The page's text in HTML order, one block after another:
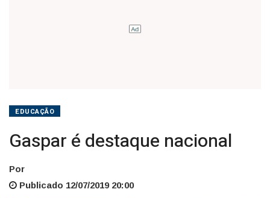
EDUCAÇÃO
Gaspar é destaque nacional
Por
Publicado 12/07/2019 20:00